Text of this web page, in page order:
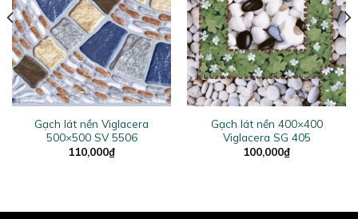
Gạch lát nền Viglacera
500×500 SV 5506
110,000₫
Gạch lát nền 400×400
Viglacera SG 405
100,000₫